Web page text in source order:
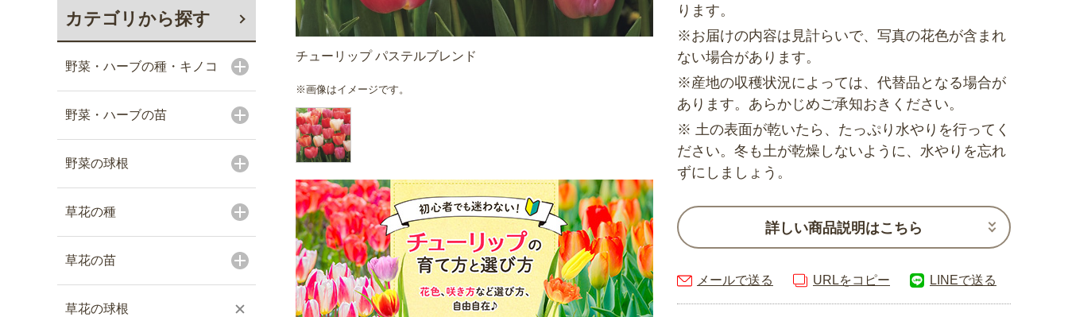
カテゴリから探す
野菜・ハーブの種・キノコ
野菜・ハーブの苗
野菜の球根
草花の種
草花の苗
草花の球根
チューリップ パステルブレンド
※画像はイメージです。
ります。
※お届けの内容は見計らいで、写真の花色が含まれ
ない場合があります。
※産地の収穫状況によっては、代替品となる場合が
あります。あらかじめご承知おきください。
※ 土の表面が乾いたら、たっぷり水やりを行ってく
ださい。冬も土が乾燥しないように、水やりを忘れ
ずにしましょう。
詳しい商品説明はこちら
メールで送る URLをコピー LINEで送る